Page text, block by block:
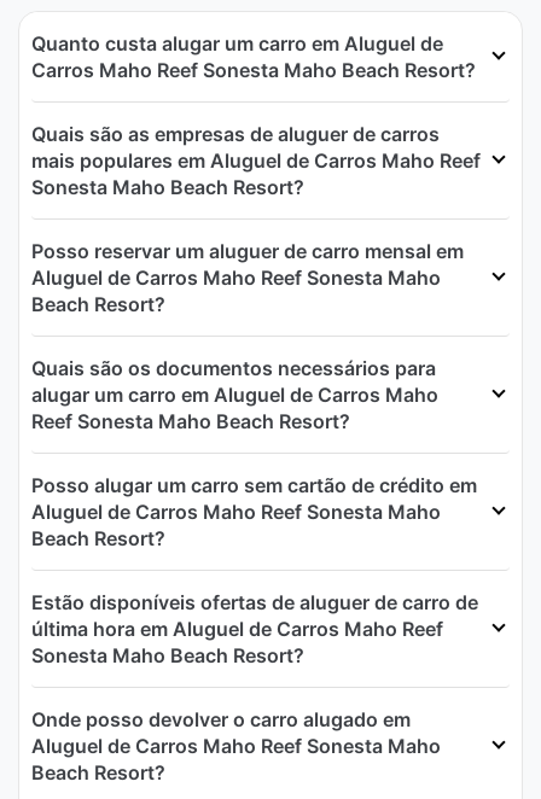
Quanto custa alugar um carro em Aluguel de
Carros Maho Reef Sonesta Maho Beach Resort?
Quais são as empresas de aluguer de carros
mais populares em Aluguel de Carros Maho Reef
Sonesta Maho Beach Resort?
Posso reservar um aluguer de carro mensal em
Aluguel de Carros Maho Reef Sonesta Maho
Beach Resort?
Quais são os documentos necessários para
alugar um carro em Aluguel de Carros Maho
Reef Sonesta Maho Beach Resort?
Posso alugar um carro sem cartão de crédito em
Aluguel de Carros Maho Reef Sonesta Maho
Beach Resort?
Estão disponíveis ofertas de aluguer de carro de
última hora em Aluguel de Carros Maho Reef
Sonesta Maho Beach Resort?
Onde posso devolver o carro alugado em
Aluguel de Carros Maho Reef Sonesta Maho
Beach Resort?